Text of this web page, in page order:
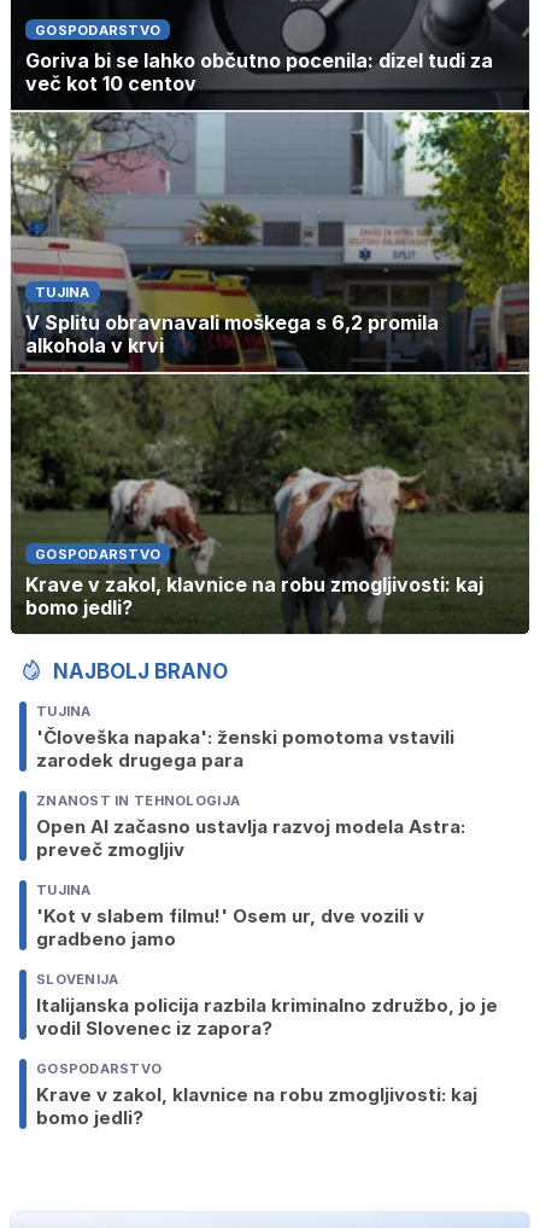
GOSPODARSTVO
Goriva bi se lahko občutno pocenila: dizel tudi za
več kot 10 centov
TUJINA
V Splitu obravnavali moškega s 6,2 promila
alkohola v krvi
GOSPODARSTVO
Krave v zakol, klavnice na robu zmogljivosti: kaj
bomo jedli?
NAJBOLJ BRANO
TUJINA
'Človeška napaka': ženski pomotoma vstavili
zarodek drugega para
ZNANOST IN TEHNOLOGIJA
Open AI začasno ustavlja razvoj modela Astra:
preveč zmogljiv
TUJINA
'Kot v slabem filmu!' Osem ur, dve vozili v
gradbeno jamo
SLOVENIJA
Italijanska policija razbila kriminalno združbo, jo je
vodil Slovenec iz zapora?
GOSPODARSTVO
Krave v zakol, klavnice na robu zmogljivosti: kaj
bomo jedli?